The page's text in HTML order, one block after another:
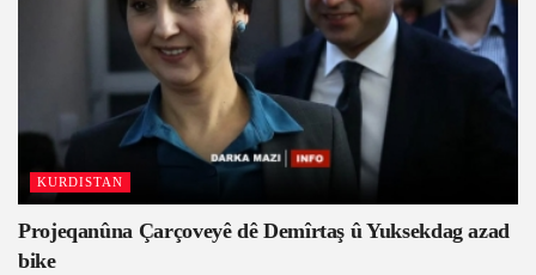
KURDISTAN
Projeqanûna Çarçoveyê dê Demîrtaş û Yuksekdag azad
bike